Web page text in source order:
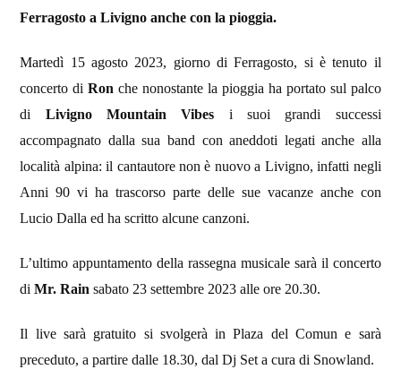
Ferragosto a Livigno anche con la pioggia.
Martedì 15 agosto 2023, giorno di Ferragosto, si è tenuto il
concerto diRon che nonostante la pioggia ha portato sul palco
di Livigno Mountain Vibes i suoi grandi successi
accompagnato dalla sua band con aneddoti legati anche alla
località alpina: il cantautore non è nuovo a Livigno, infatti negli
Anni 90 vi ha trascorso parte delle sue vacanze anche con
Lucio Dalla ed ha scritto alcune canzoni.
L’ultimo appuntamento della rassegna musicale sarà il concerto
diMr. Rain sabato 23 settembre 2023 alle ore 20.30.
Il live sarà gratuito si svolgerà in Plaza del Comun e sarà
preceduto, a partire dalle 18.30, dal Dj Set a cura di Snowland.